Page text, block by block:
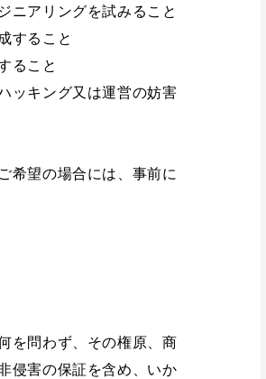
ニアリングを試みること
すること
ること
ッキング又は運営の妨害
希望の場合には、事前に
を問わず、その権原、商
侵害の保証を含め、いか